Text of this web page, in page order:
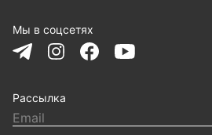
Мы в соцсетях
Рассылка